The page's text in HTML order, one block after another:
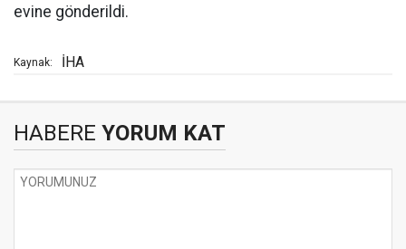
evine gönderildi.
Kaynak: İHA
HABERE YORUM KAT